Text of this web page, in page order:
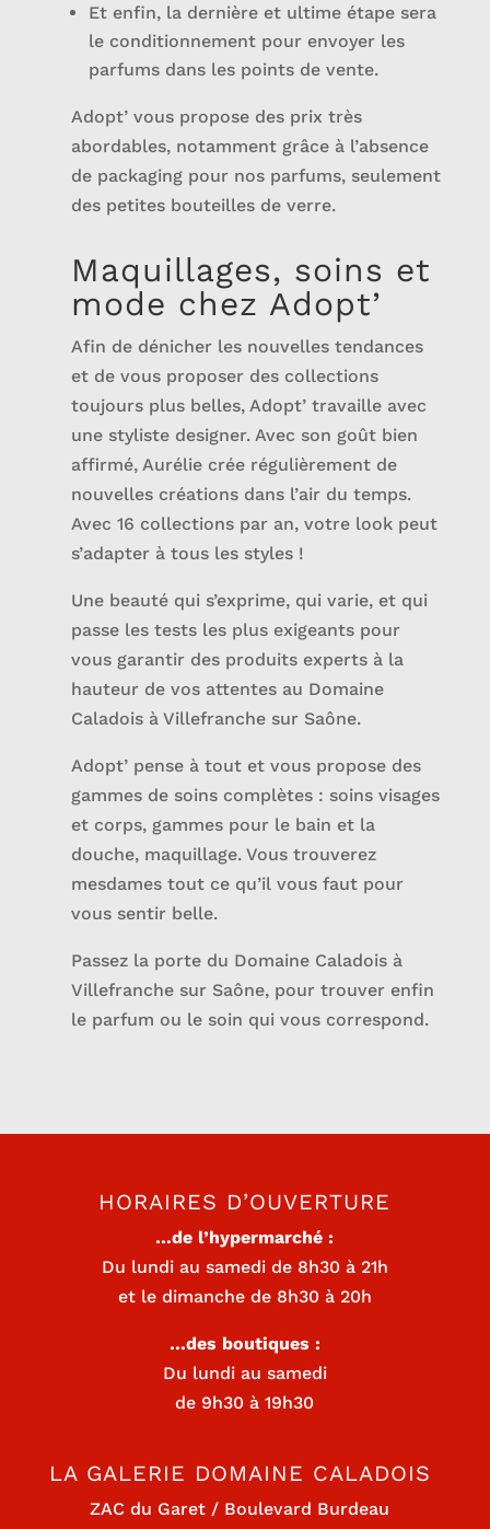
Et enfin, la dernière et ultime étape sera
le conditionnement pour envoyer les
parfums dans les points de vente.
Adopt’ vous propose des prix très
abordables, notamment grâce à l’absence
de packaging pour nos parfums, seulement
des petites bouteilles de verre.
Maquillages, soins et
mode chez Adopt’
Afin de dénicher les nouvelles tendances
et de vous proposer des collections
toujours plus belles, Adopt’ travaille avec
une styliste designer. Avec son goût bien
affirmé, Aurélie crée régulièrement de
nouvelles créations dans l’air du temps.
Avec 16 collections par an, votre look peut
s’adapter à tous les styles !
Une beauté qui s’exprime, qui varie, et qui
passe les tests les plus exigeants pour
vous garantir des produits experts à la
hauteur de vos attentes au Domaine
Caladois à Villefranche sur Saône.
Adopt’ pense à tout et vous propose des
gammes de soins complètes : soins visages
et corps, gammes pour le bain et la
douche, maquillage. Vous trouverez
mesdames tout ce qu’il vous faut pour
vous sentir belle.
Passez la porte du Domaine Caladois à
Villefranche sur Saône, pour trouver enfin
le parfum ou le soin qui vous correspond.
HORAIRES D’OUVERTURE
…de l’hypermarché :
Du lundi au samedi de 8h30 à 21h
et le dimanche de 8h30 à 20h
…des boutiques :
Du lundi au samedi
de 9h30 à 19h30
LA GALERIE DOMAINE CALADOIS
ZAC du Garet / Boulevard Burdeau